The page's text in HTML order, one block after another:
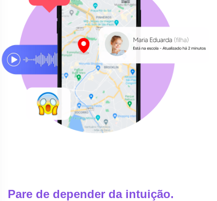
Pare de depender da intuição.